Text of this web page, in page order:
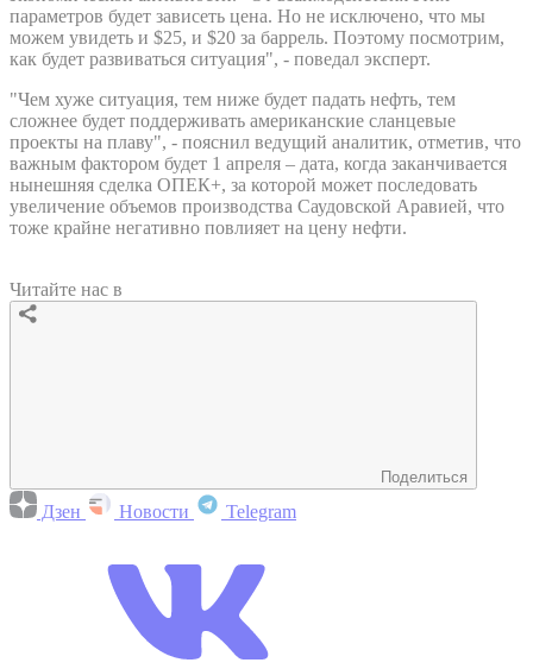
параметров будет зависеть цена. Но не исключено, что мы
можем увидеть и $25, и $20 за баррель. Поэтому посмотрим,
как будет развиваться ситуация", - поведал эксперт.
"Чем хуже ситуация, тем ниже будет падать нефть, тем
сложнее будет поддерживать американские сланцевые
проекты на плаву", - пояснил ведущий аналитик, отметив, что
важным фактором будет 1 апреля – дата, когда заканчивается
нынешняя сделка ОПЕК+, за которой может последовать
увеличение объемов производства Саудовской Аравией, что
тоже крайне негативно повлияет на цену нефти.
Читайте нас в
Поделиться
Дзен Новости Telegram